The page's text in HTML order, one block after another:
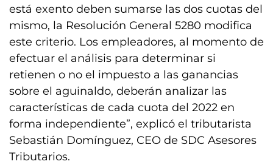
está exento deben sumarse las dos cuotas del
mismo, la Resolución General 5280 modifica
este criterio. Los empleadores, al momento de
efectuar el análisis para determinar si
retienen o no el impuesto a las ganancias
sobre el aguinaldo, deberán analizar las
características de cada cuota del 2022 en
forma independiente”, explicó el tributarista
Sebastián Domínguez, CEO de SDC Asesores
Tributarios.